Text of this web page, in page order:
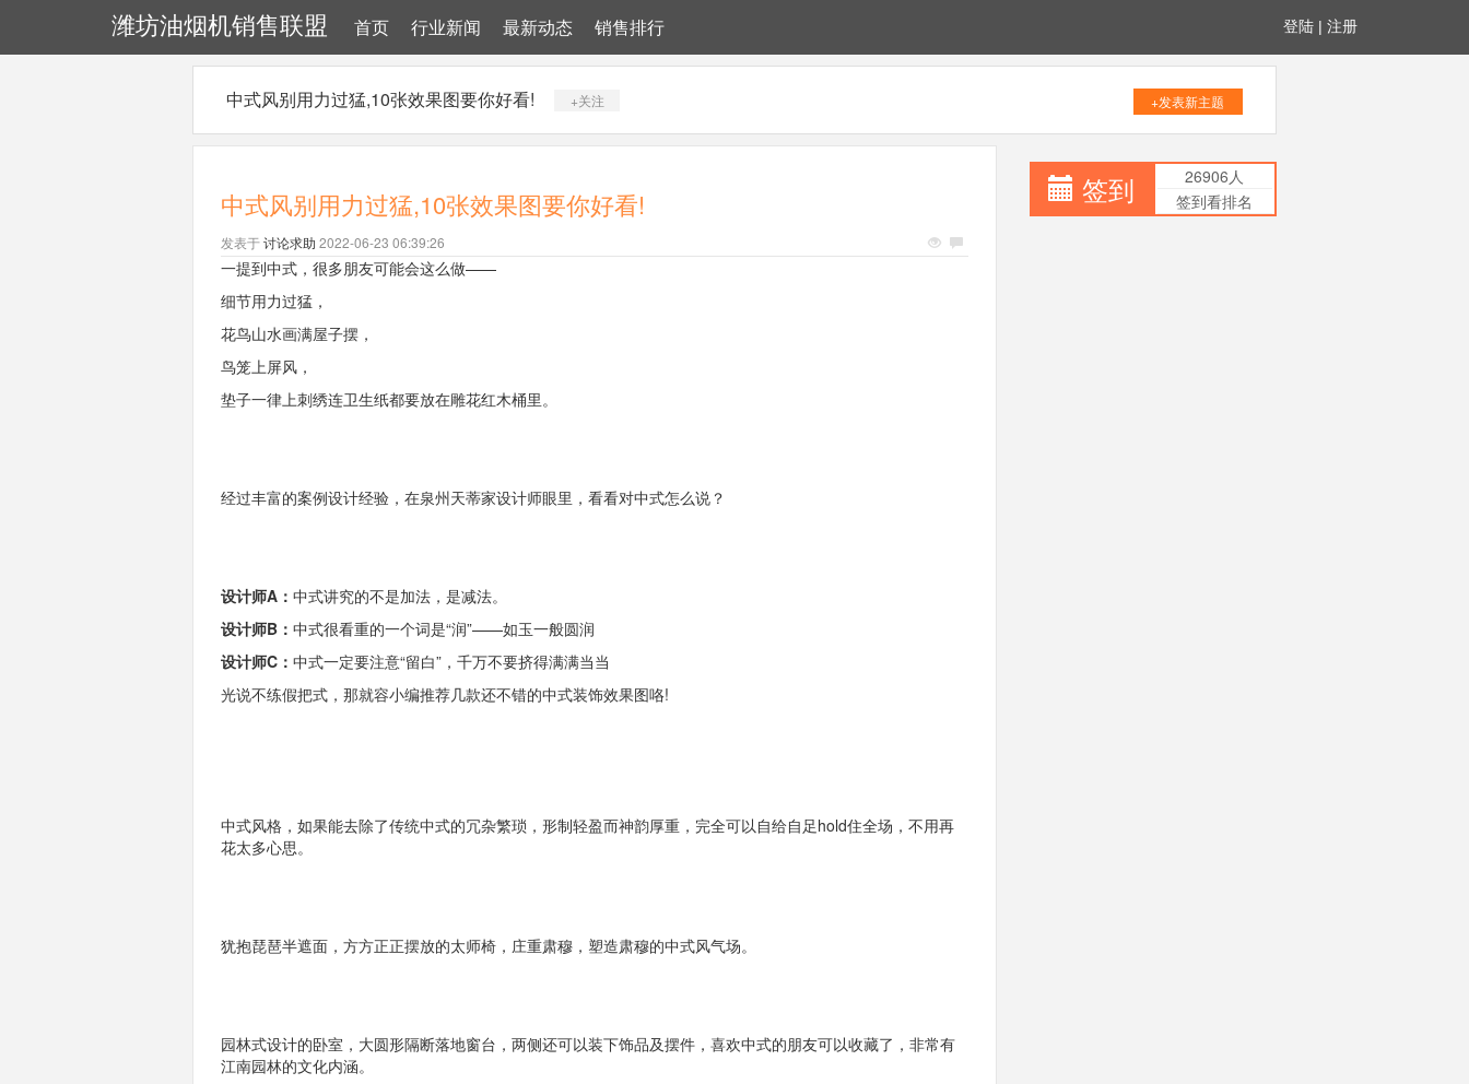
潍坊油烟机销售联盟 首页 行业新闻 最新动态 销售排行 登陆 | 注册
中式风别用力过猛,10张效果图要你好看! +关注 +发表新主题
中式风别用力过猛,10张效果图要你好看!
发表于讨论求助 2022-06-23 06:39:26
一提到中式，很多朋友可能会这么做——
细节用力过猛，
花鸟山水画满屋子摆，
鸟笼上屏风，
垫子一律上刺绣连卫生纸都要放在雕花红木桶里。
经过丰富的案例设计经验，在泉州天蒂家设计师眼里，看看对中式怎么说？
设计师A：中式讲究的不是加法，是减法。
设计师B：中式很看重的一个词是“润”——如玉一般圆润
设计师C：中式一定要注意“留白”，千万不要挤得满满当当
光说不练假把式，那就容小编推荐几款还不错的中式装饰效果图咯!
中式风格，如果能去除了传统中式的冗杂繁琐，形制轻盈而神韵厚重，完全可以自给自足hold住全场，不用再
花太多心思。
犹抱琵琶半遮面，方方正正摆放的太师椅，庄重肃穆，塑造肃穆的中式风气场。
园林式设计的卧室，大圆形隔断落地窗台，两侧还可以装下饰品及摆件，喜欢中式的朋友可以收藏了，非常有
江南园林的文化内涵。
签到
26906人
签到看排名